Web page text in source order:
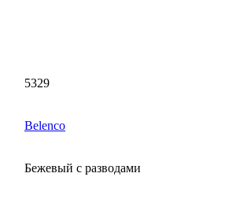
5329
Belenco
Бежевый с разводами